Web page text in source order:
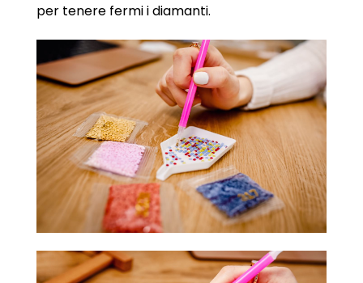
per tenere fermi i diamanti.